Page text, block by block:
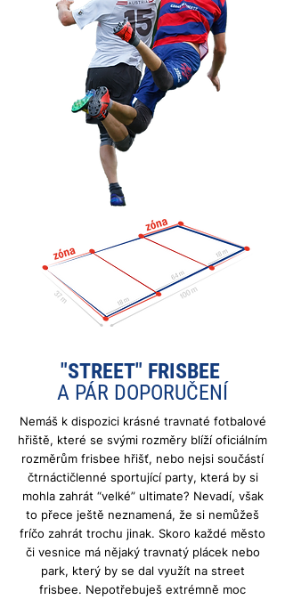
"STREET" FRISBEE
A PÁR DOPORUČENÍ
Nemáš k dispozici krásné travnaté fotbalové
hřiště, které se svými rozměry blíží oficiálním
rozměrům frisbee hřišť, nebo nejsi součástí
čtrnáctičlenné sportující party, která by si
mohla zahrát “velké” ultimate? Nevadí, však
to přece ještě neznamená, že si nemůžeš
fríčo zahrát trochu jinak. Skoro každé město
či vesnice má nějaký travnatý plácek nebo
park, který by se dal využít na street
frisbee. Nepotřebuješ extrémně moc